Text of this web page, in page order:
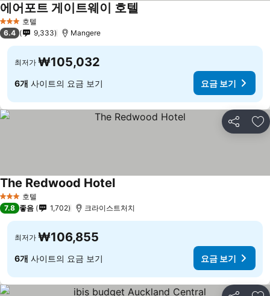
3 성급 호텔
에어포트 게이트웨이 호텔
6.4 9,333 Mangere
최저가 ₩105,032
6개 사이트의 요금 보기 요금 보기
공유 즐
3 성급 호텔
The Redwood Hotel
7.8 좋음 1,702 크라이스트처치
최저가 ₩106,855
6개 사이트의 요금 보기 요금 보기